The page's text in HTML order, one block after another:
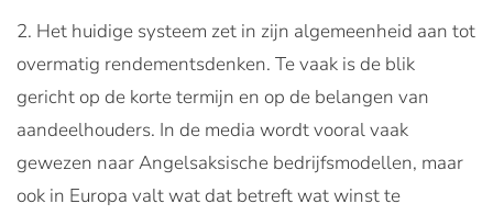
Het huidige systeem zet in zijn algemeenheid aan tot
overmatig rendementsdenken. Te vaak is de blik
gericht op de korte termijn en op de belangen van
aandeelhouders. In de media wordt vooral vaak
gewezen naar Angelsaksische bedrijfsmodellen, maar
ook in Europa valt wat dat betreft wat winst te